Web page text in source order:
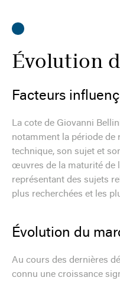
Évolution
Facteurs
La cote de Giovanni
notamment la période
technique, son sujet et
œuvres de la maturité de
représentant des sujets
plus recherchées et les
Évolution du
Au cours des dernières
connu une croissance